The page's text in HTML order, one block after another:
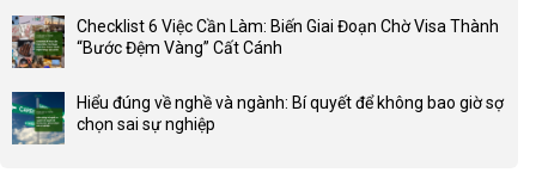
sức
mạnh
network
gia
đình
Đầu
tư
sớm:
Chiến
bình
luận
Đừng
để
Checklist 6 Việc Cần Làm: Biến Giai Đoạn Chờ Visa Thành
“Bước Đệm Vàng” Cất Cánh
bình
luận
Hiểu đúng về nghề và ngành: Bí quyết để không bao giờ sợ
chọn sai sự nghiệp